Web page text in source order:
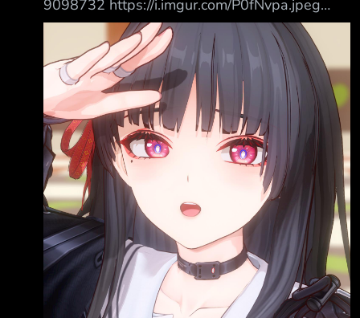
9098732 https://i.imgur.com/P0fNvpa.jpeg
https://youtube.com/shorts/I4RvfCcrXa0?
si=UcfpRLHn5txOiOIp 我去!還有千千的咲
gosari真神了 https://i.imgur.com/IUkLM3G.jpeg
https://i.imgur.com/XExim7b.jpeg --